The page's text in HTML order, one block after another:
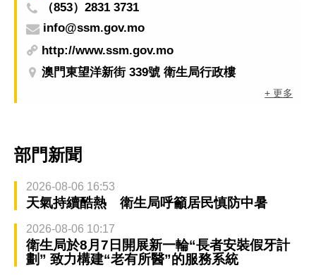
（853）2831 3731
info@ssm.gov.mo
http://www.ssm.gov.mo
澳門東望洋新街 339號 衛生局行政樓
+ 更多
部門新聞
2026-08-06 16:53
天氣持續酷熱 衛生局呼籲居民慎防中暑
2026-08-06 10:17
衛生局於8月7日開展新一輪“長者安裝假牙計
劃” 致力構建“老有所醫”的服務系統